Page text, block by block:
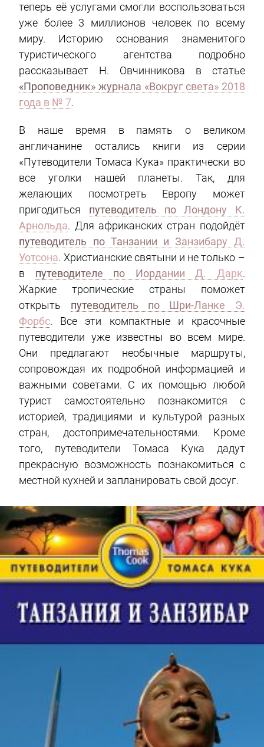
теперь её услугами смогли воспользоваться
уже более 3 миллионов человек по всему
миру. Историю основания знаменитого
туристического агентства подробно
рассказывает Н. Овчинникова в статье
«Проповедник» журнала «Вокруг света» 2018
года в № 7.
В наше время в память о великом
англичанине остались книги из серии
«Путеводители Томаса Кука» практически во
все уголки нашей планеты. Так, для
желающих посмотреть Европу может
пригодиться путеводитель по Лондону К.
Арнольда. Для африканских стран подойдёт
путеводитель по Танзании и Занзибару Д.
Уотсона. Христианские святыни и не только –
в путеводителе по Иордании Д. Дарк.
Жаркие тропические страны поможет
открыть путеводитель по Шри-Ланке Э.
Форбс. Все эти компактные и красочные
путеводители уже известны во всем мире.
Они предлагают необычные маршруты,
сопровождая их подробной информацией и
важными советами. С их помощью любой
турист самостоятельно познакомится с
историей, традициями и культурой разных
стран, достопримечательностями. Кроме
того, путеводители Томаса Кука дадут
прекрасную возможность познакомиться с
местной кухней и запланировать свой досуг.